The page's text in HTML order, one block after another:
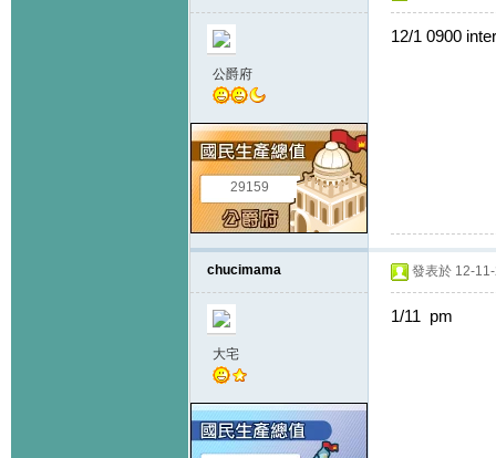
公爵府
29159
12/1 0900
chucimama
大宅
發表於 12-
1/11